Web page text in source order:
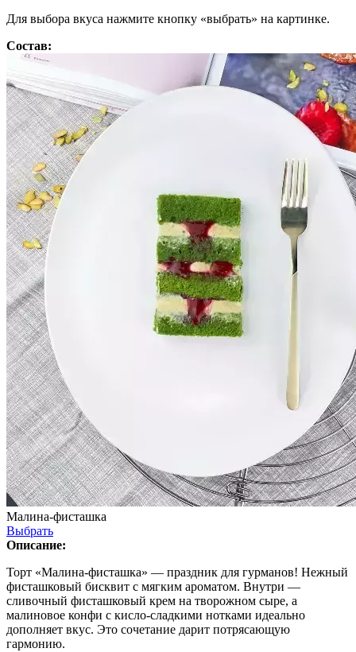
Для выбора вкуса нажмите кнопку «выбрать» на картинке.
Состав:
Малина-фисташка
Выбрать
Описание:
Торт «Малина-фисташка» — праздник для гурманов! Нежный
фисташковый бисквит с мягким ароматом. Внутри —
сливочный фисташковый крем на творожном сыре, а
малиновое конфи с кисло-сладкими нотками идеально
дополняет вкус. Это сочетание дарит потрясающую
гармонию.